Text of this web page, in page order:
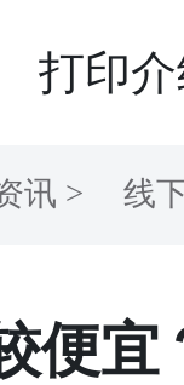
讯 > 线
便宜
打印